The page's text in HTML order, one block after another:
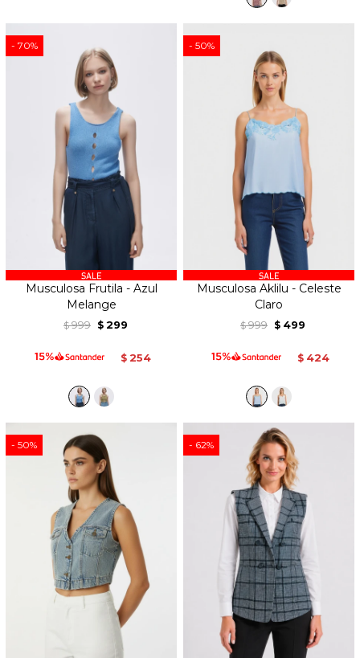
70
Musculosa Frutila - Azul
Melange
$ 999 $ 299
$ 254
50
Musculosa Aklilu - Celeste
Claro
$ 999 $ 499
$ 424
50 62